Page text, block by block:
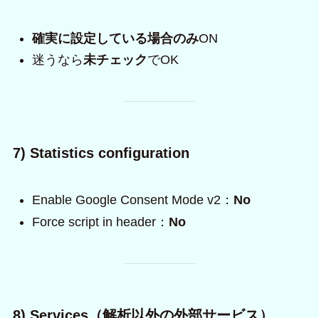
確実に設定している場合のみON
迷うなら未チェックでOK
7) Statistics configuration
Enable Google Consent Mode v2： No
Force script in header： No